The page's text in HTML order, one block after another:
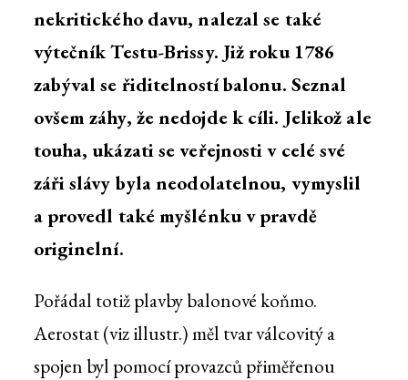
nekritického davu, nalezal se také
výtečník Testu-Brissy. Již roku 1786
zabýval se řiditelností balonu. Seznal
ovšem záhy, že nedojde k cíli. Jelikož ale
touha, ukázati se veřejnosti v celé své
záři slávy byla neodolatelnou, vymyslil
a provedl také myšlénku v pravdě
originelní.
Pořádal totiž plavby balonové koňmo.
Aerostat (viz illustr.) měl tvar válcovitý a
spojen byl pomocí provazců přiměřenou